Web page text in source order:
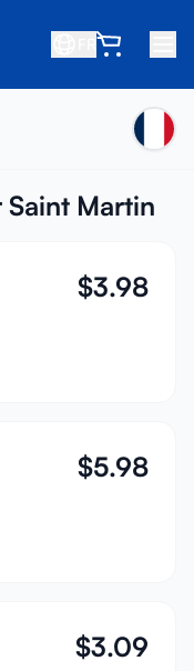
Saint Martin
$3.98
$5.98
$3.09